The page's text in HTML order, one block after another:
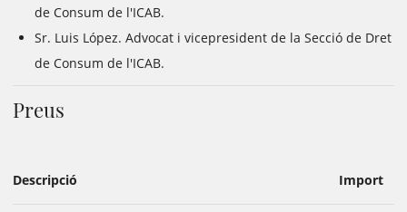
de Consum de l'ICAB.
Sr. Luis López. Advocat i vicepresident de la Secció de Dret
de Consum de l'ICAB.
Preus
Descripció Import